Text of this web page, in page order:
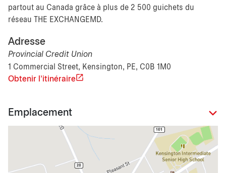
partout au Canada grâce à plus de 2 500 guichets du
réseau THE EXCHANGEMD.
Adresse
Provincial Credit Union
1 Commercial Street, Kensington, PE, C0B 1M0
Obtenir l'itinéraire
Emplacement